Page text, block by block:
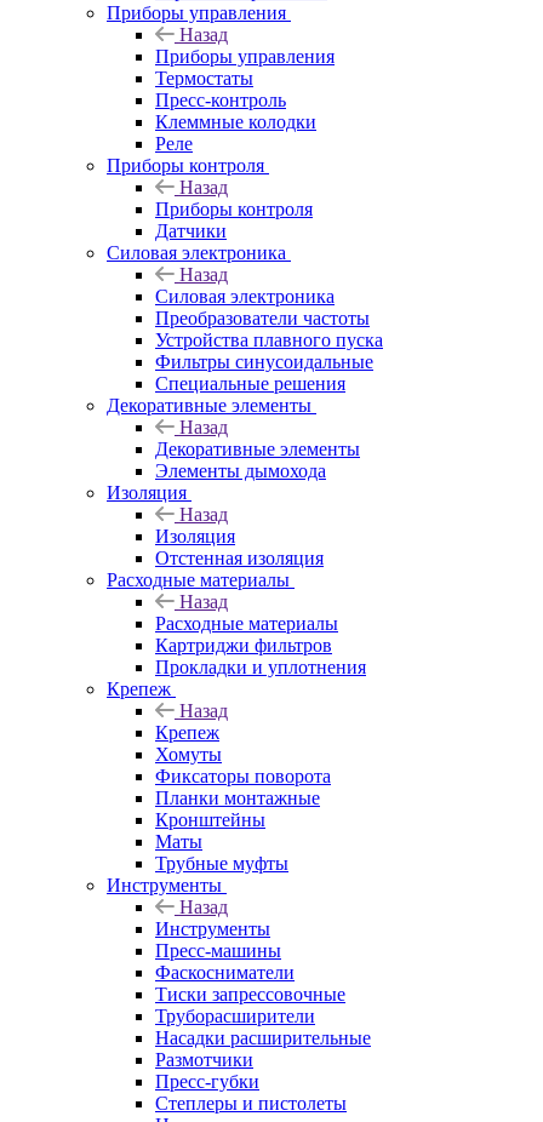
Приборы управления
Назад
Приборы управления
Термостаты
Пресс-контроль
Клеммные колодки
Реле
Приборы контроля
Назад
Приборы контроля
Датчики
Силовая электроника
Назад
Силовая электроника
Преобразователи частоты
Устройства плавного пуска
Фильтры синусоидальные
Специальные решения
Декоративные элементы
Назад
Декоративные элементы
Элементы дымохода
Изоляция
Назад
Изоляция
Отстенная изоляция
Расходные материалы
Назад
Расходные материалы
Картриджи фильтров
Прокладки и уплотнения
Крепеж
Назад
Крепеж
Хомуты
Фиксаторы поворота
Планки монтажные
Кронштейны
Маты
Трубные муфты
Инструменты
Назад
Инструменты
Пресс-машины
Фаскосниматели
Тиски запрессовочные
Труборасширители
Насадки расширительные
Размотчики
Пресс-губки
Степлеры и пистолеты